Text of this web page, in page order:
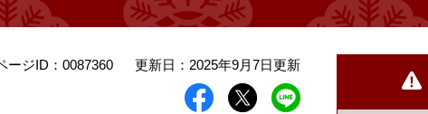
ージID：0087360 更新日：2025年9月7日更新